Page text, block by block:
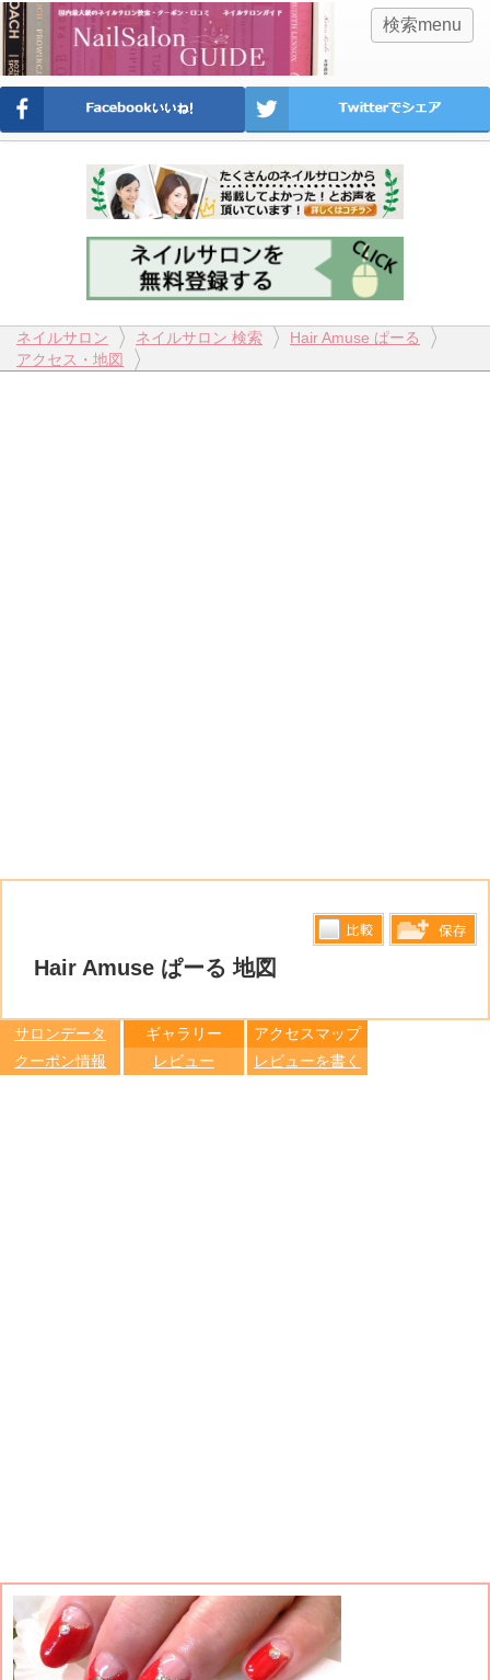
検索menu
ネイルサロン ネイルサロン 検索
Hair Amuse ぱーる
アクセス・地図
Hair Amuse ぱーる 地図
サロンデータ ギャラリー
アクセスマップ
クーポン情報
レビュー レビューを書く